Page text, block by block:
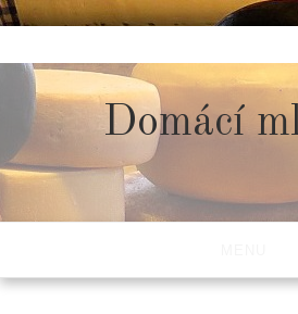
to
content
Domácí